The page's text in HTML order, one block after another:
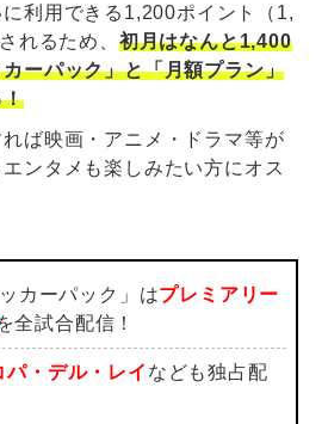
利用できる1,200ポイント（1,
れるため、 初月はなんと1,400
ーパック」と「月額プラン」
！
ば映画・アニメ・ドラマ等が
ンタメも楽しみたい方にオス
カーパック」はプレミアリー
全試合配信！
パ・デル・レイ なども独占配